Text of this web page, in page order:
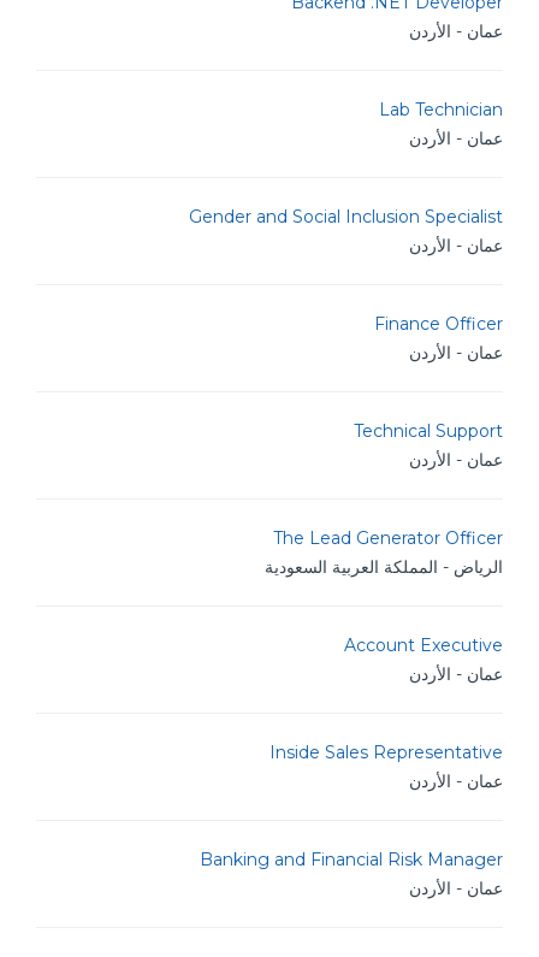
عمان - الأردن
Lab Technician
عمان - الأردن
Gender and Social Inclusion Specialist
عمان - الأردن
Finance Officer
عمان - الأردن
Technical Support
عمان - الأردن
The Lead Generator Officer
الرياض - المملكة العربية السعودية
Account Executive
عمان - الأردن
Inside Sales Representative
عمان - الأردن
Banking and Financial Risk Manager
عمان - الأردن